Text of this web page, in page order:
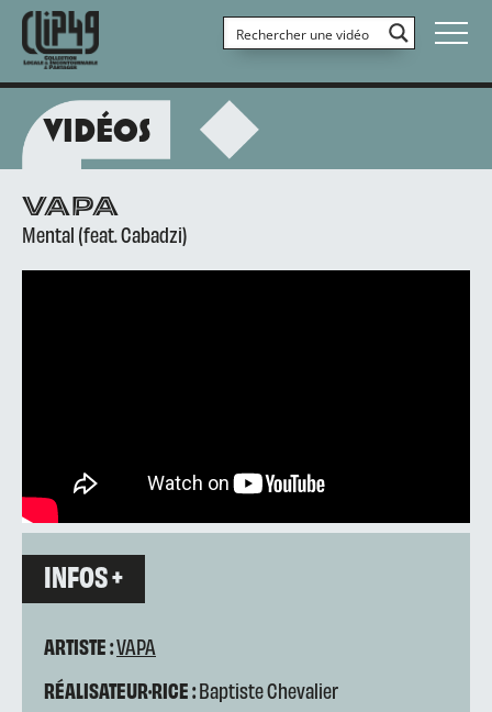
VIDÉOS
VAPA
Mental (feat. Cabadzi)
INFOS +
ARTISTE :VAPA
RÉALISATEUR·RICE :Baptiste Chevalier